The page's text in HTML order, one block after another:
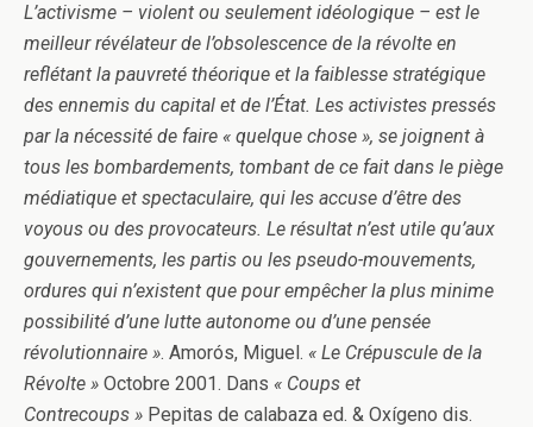
L’activisme – violent ou seulement idéologique – est le
meilleur révélateur de l’obsolescence de la révolte en
reflétant la pauvreté théorique et la faiblesse stratégique
des ennemis du capital et de l’État. Les activistes pressés
par la nécessité de faire « quelque chose », se joignent à
tous les bombardements, tombant de ce fait dans le piège
médiatique et spectaculaire, qui les accuse d’être des
voyous ou des provocateurs. Le résultat n’est utile qu’aux
gouvernements, les partis ou les pseudo-mouvements,
ordures qui n’existent que pour empêcher la plus minime
possibilité d’une lutte autonome ou d’une pensée
révolutionnaire ». Amorós, Miguel. « Le Crépuscule de la
Révolte » Octobre 2001. Dans « Coups et
Contrecoups » Pepitas de calabaza ed. & Oxígeno dis.